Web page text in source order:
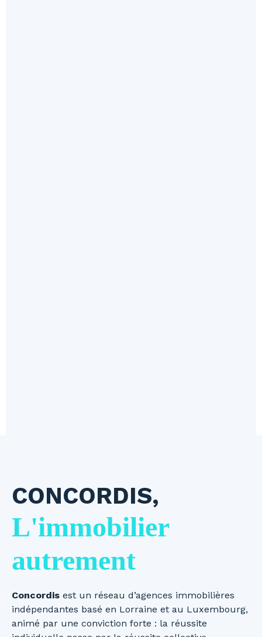
CONCORDIS,
L'immobilier
autrement
Concordis est un réseau d’agences immobilières
indépendantes basé en Lorraine et au Luxembourg,
animé par une conviction forte : la réussite